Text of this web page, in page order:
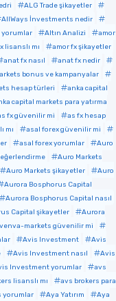
ALG Trade şikayetler
AllWays İnvestments nedir
yorumlar Altın Analizi
amor
lisanslı mı
amor fx şikayetler
anat fx nasıl
anat fx nedir
bonus ve kampanyalar
hesap türleri
anka capital
capital markets para yatırma
fx güvenilir mi
as fx hesap
mı
asal forex güvenilir mi
asal forex yorumlar
Auro
Auro Markets
Auro Markets şikayetler
Auro
Aurora Bosphorus Capital
Aurora Bosphorus Capital nasıl
Capital şikayetler
Aurora
markets güvenilir mi
Avis Investment
Avis
Avis Investment nasıl
Avis
Investment yorumlar
avs
lisanslı mı
avs brokers para
yorumlar Aya Yatırım
Aya